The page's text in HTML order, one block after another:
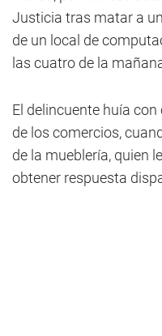
Justicia tras matar a
de un local de
las cuatro de la
El delincuente huía
de los comercios,
de la mueblería, quien
obtener respuesta